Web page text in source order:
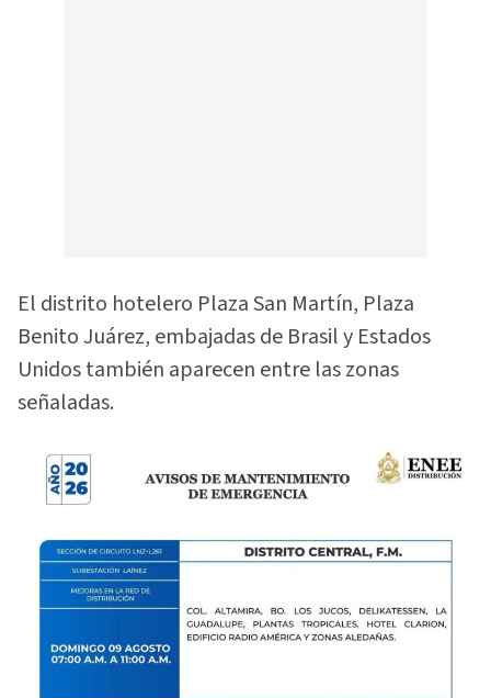
El distrito hotelero Plaza San Martín, Plaza
Benito Juárez, embajadas de Brasil y Estados
Unidos también aparecen entre las zonas
señaladas.